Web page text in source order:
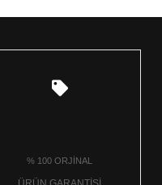
% 100 ORJİNAL